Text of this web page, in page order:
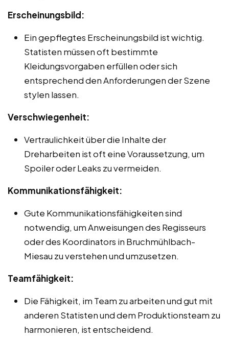
Erscheinungsbild:
Ein gepflegtes Erscheinungsbild ist wichtig.
Statisten müssen oft bestimmte
Kleidungsvorgaben erfüllen oder sich
entsprechend den Anforderungen der Szene
stylen lassen.
Verschwiegenheit:
Vertraulichkeit über die Inhalte der
Dreharbeiten ist oft eine Voraussetzung, um
Spoiler oder Leaks zu vermeiden.
Kommunikationsfähigkeit:
Gute Kommunikationsfähigkeiten sind
notwendig, um Anweisungen des Regisseurs
oder des Koordinators in Bruchmühlbach-
Miesau zu verstehen und umzusetzen.
Teamfähigkeit:
Die Fähigkeit, im Team zu arbeiten und gut mit
anderen Statisten und dem Produktionsteam zu
harmonieren, ist entscheidend.